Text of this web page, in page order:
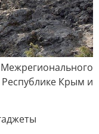
Крым и